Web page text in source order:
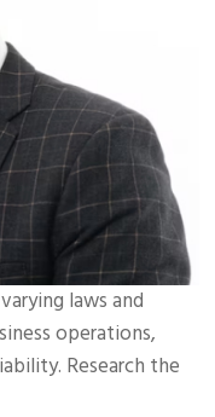
laws and
operations,
Research the